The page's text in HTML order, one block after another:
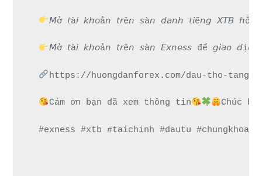
𝘔ở 𝘵à𝘪 𝘬𝘩𝘰ả𝘯 𝘵𝘳ê𝘯 𝘴à𝘯 𝘥𝘢𝘯𝘩 𝘵𝘪ế𝘯𝘨 𝘟𝘛𝘉
𝘔ở 𝘵à𝘪 𝘬𝘩𝘰ả𝘯 𝘵𝘳ê𝘯 𝘴à𝘯 𝘌𝘹𝘯𝘦𝘴𝘴 để 𝘨𝘪𝘢𝘰
https://huongdanforex.com/dau-tho-
Cảm ơn bạn đã xem thông tin Chúc
#exness #xtb #taichinh #dautu #chungkhoan